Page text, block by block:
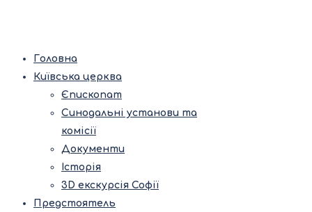
Головна
Київська церква
Єпископат
Синодальні установи та
комісії
Документи
Історія
3D екскурсія Софії
Предстоятель